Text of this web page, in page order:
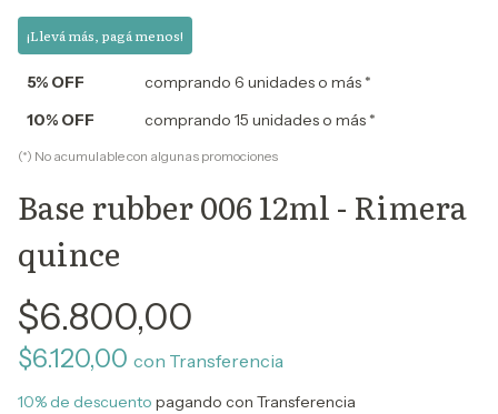
¡Llevá más, pagá menos!
5% OFF
comprando 6 unidades o más *
10% OFF
comprando 15 unidades o más *
(*) No acumulable con algunas promociones
Base rubber 006 12ml - Rimera
quince
$6.800,00
$6.120,00 con Transferencia
10% de descuento pagando con Transferencia